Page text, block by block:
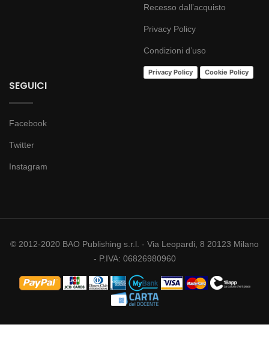
Recesso dall’acquisto
Privacy Policy
Condizioni d’uso
Privacy Policy Cookie Policy
SEGUICI
Facebook
Twitter
Instagram
© 2012-2020 BAO Publishing s.r.l. - Via Leopardi, 8 20123 Milano
- P.IVA: 06826980960